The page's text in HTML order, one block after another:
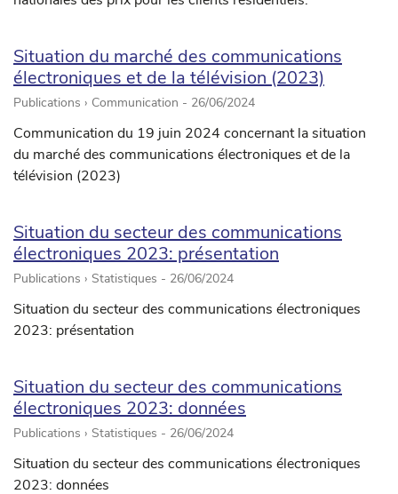
Situation du marché des communications
électroniques et de la télévision (2023)
Publications › Communication - 26/06/2024
Communication du 19 juin 2024 concernant la situation
du marché des communications électroniques et de la
télévision (2023)
Situation du secteur des communications
électroniques 2023: présentation
Publications › Statistiques - 26/06/2024
Situation du secteur des communications électroniques
2023: présentation
Situation du secteur des communications
électroniques 2023: données
Publications › Statistiques - 26/06/2024
Situation du secteur des communications électroniques
2023: données